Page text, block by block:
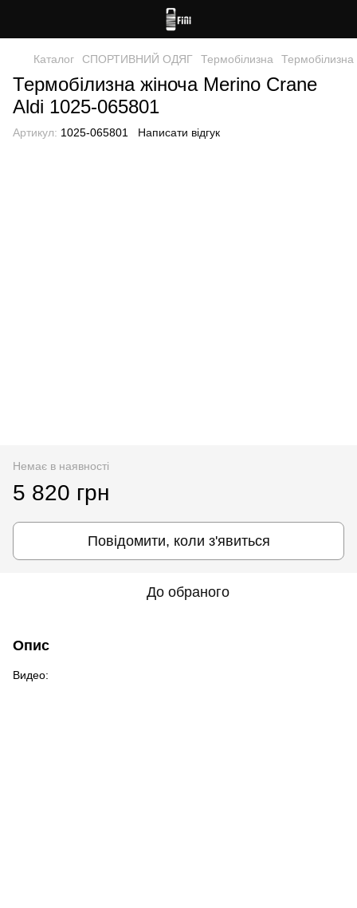
Каталог СПОРТИВНИЙ ОДЯГ Термобілизна Термобілизна
Термобілизна жіноча Merino Crane
Aldi 1025-065801
Артикул: 1025-065801 Написати відгук
Немає в наявності
5 820 грн
Повідомити, коли з'явиться
До обраного
Опис
Видео: